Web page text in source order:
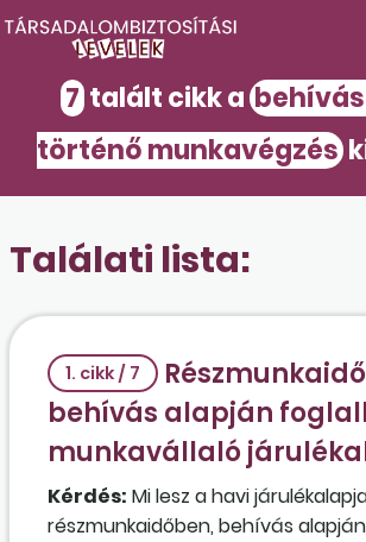
7talált cikk a
történő munkavégzés
Találati lista:
1. cikk / 7
behívás alapján
munkavállaló
Kérdés: Mi lesz a havi
részmunkaidőben, behívás alapján